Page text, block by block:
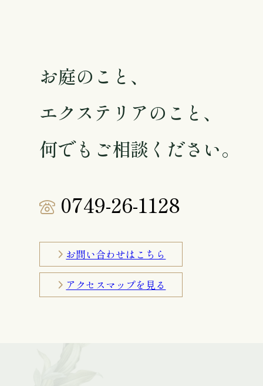
お庭のこと、
エクステリアのこと、
何でもご相談ください。
0749-26-1128
お問い合わせはこちら
アクセスマップを見る